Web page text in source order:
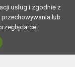
usług i zgodnie z
lub